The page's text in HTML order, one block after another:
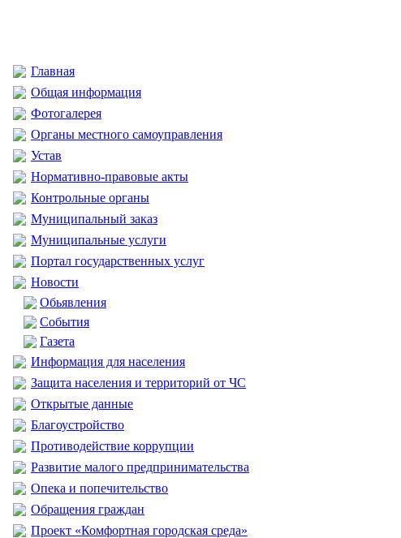
Главная
Общая информация
Фотогалерея
Органы местного самоуправления
Устав
Нормативно-правовые акты
Контрольные органы
Муниципальный заказ
Муниципальные услуги
Портал государственных услуг
Новости
Обьявления
События
Газета
Информация для населения
Защита населения и территорий от ЧС
Открытые данные
Благоустройство
Противодействие коррупции
Развитие малого предпринимательства
Опека и попечительство
Обращения граждан
Проект «Комфортная городская среда»